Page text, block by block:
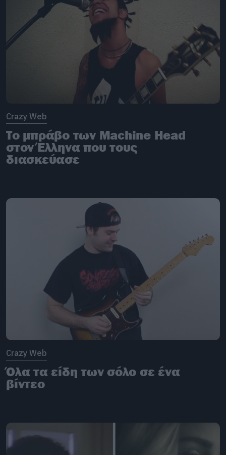
Crazy Web
Το μπράβο των Machine Head
στον Έλληνα που τους
διασκεύασε
Crazy Web
Όλα τα είδη των σόλο σε ένα
βίντεο